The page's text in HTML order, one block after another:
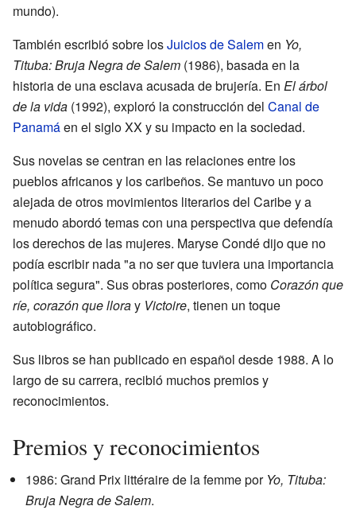
mundo).
También escribió sobre losJuicios de Salemen Yo,
Tituba: Bruja Negra de Salem (1986), basada en la
historia de una esclava acusada de brujería. En El árbol
de la vida (1992), exploró la construcción del Canal de
Panamáen el siglo XX y su impacto en la sociedad.
Sus novelas se centran en las relaciones entre los
pueblos africanos y los caribeños. Se mantuvo un poco
alejada de otros movimientos literarios del Caribe y a
menudo abordó temas con una perspectiva que defendía
los derechos de las mujeres. Maryse Condé dijo que no
podía escribir nada "a no ser que tuviera una importancia
política segura". Sus obras posteriores, como Corazón que
ríe, corazón que lloray Victoire, tienen un toque
autobiográfico.
Sus libros se han publicado en español desde 1988. A lo
largo de su carrera, recibió muchos premios y
reconocimientos.
Premios y reconocimientos
1986: Grand Prix littéraire de la femme por Yo, Tituba:
Bruja Negra de Salem.